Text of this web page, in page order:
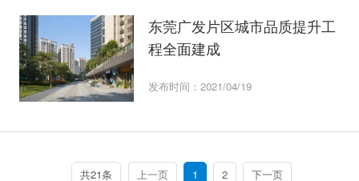
东莞广发片区城市品质提升工
程全面建成
发布时间：2021/04/19
共21条 上一页 1 2 下一页